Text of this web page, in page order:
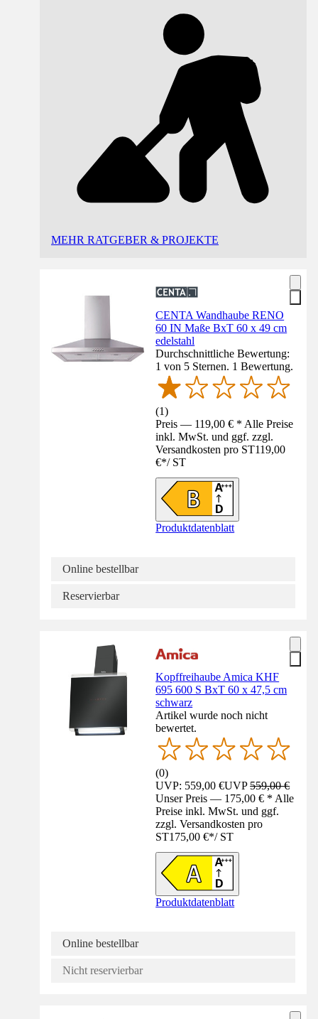
MEHR RATGEBER & PROJEKTE
CENTA Wandhaube RENO
60 IN Maße BxT 60 x 49 cm
edelstahl
Durchschnittliche Bewertung:
1 von 5 Sternen. 1 Bewertung.
(1)
Preis — 119,00 € * Alle Preise
inkl. MwSt. und ggf. zzgl.
Versandkosten pro ST119,00
€*/ ST
Produktdatenblatt
Online bestellbar
Reservierbar
Kopffreihaube Amica KHF
695 600 S BxT 60 x 47,5 cm
schwarz
Artikel wurde noch nicht
bewertet.
(0)
UVP: 559,00 €UVP559,00 €
Unser Preis — 175,00 € * Alle
Preise inkl. MwSt. und ggf.
zzgl. Versandkosten pro
ST175,00 €*/ ST
Produktdatenblatt
Online bestellbar
Nicht reservierbar